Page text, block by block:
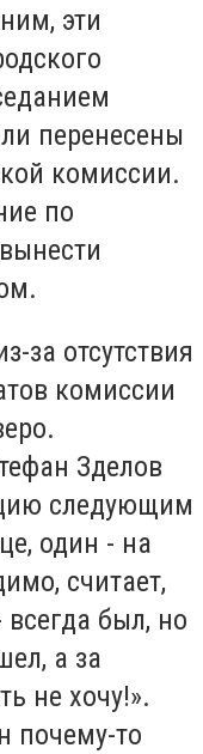
эти
перенесены
комиссии.
по
за отсутствия
комиссии
Зделов
следующим
один - на
считает,
был, но
а за
не хочу!».
почему-то